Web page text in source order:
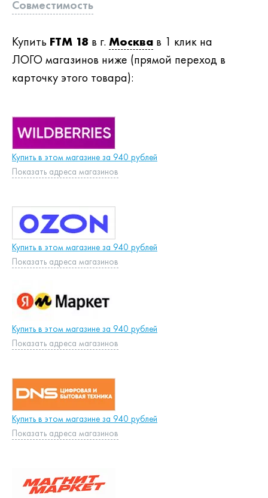
Совместимость
Купить FTM 18 в г. Москва в 1 клик на
ЛОГО магазинов ниже (прямой переход в
карточку этого товара):
Купить в этом магазине за 940 рублей
Показать адреса магазинов
Купить в этом магазине за 940 рублей
Показать адреса магазинов
Купить в этом магазине за 940 рублей
Показать адреса магазинов
Купить в этом магазине за 940 рублей
Показать адреса магазинов